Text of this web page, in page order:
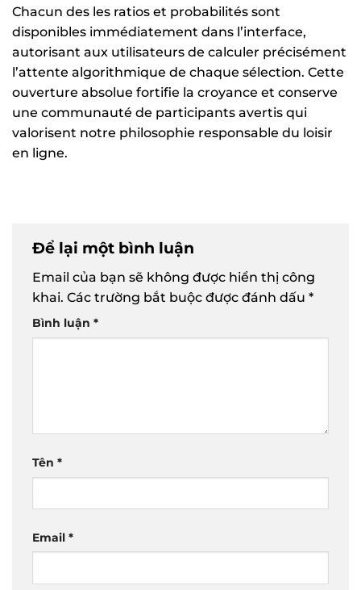
Chacun des les ratios et probabilités sont
disponibles immédiatement dans l’interface,
autorisant aux utilisateurs de calculer précisément
l’attente algorithmique de chaque sélection. Cette
ouverture absolue fortifie la croyance et conserve
une communauté de participants avertis qui
valorisent notre philosophie responsable du loisir
en ligne.
Để lại một bình luận
Email của bạn sẽ không được hiển thị công
khai. Các trường bắt buộc được đánh dấu *
Bình luận *
Tên *
Email *